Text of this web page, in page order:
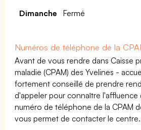
Dimanche
Fermé
Numéros de téléphone de la
Avant de vous rendre dans Caisse
maladie (CPAM) des Yvelines -
fortement conseillé de prendre
d'appeler pour connaître l'affluence
numéro de téléphone de la CPAM
vous permet de contacter le centre.